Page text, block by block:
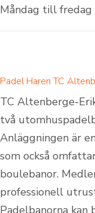
Måndag till fredag
Padel Haren TC
TC Altenberge-
två
Anläggningen är
som också
boulebanor.
professionell
Padelbanorna kan